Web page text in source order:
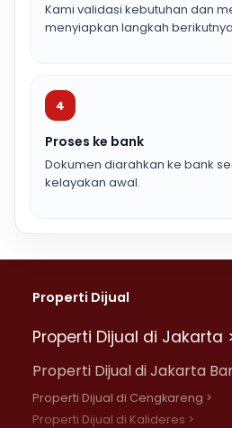
Kami validasi kebutuhan dan
menyiapkan langkah
4
Proses ke bank
Dokumen diarahkan ke bank
kelayakan awal.
Properti Dijual
Properti Dijual di Jakarta
Properti Dijual di Jakarta
Properti Dijual di Cengkareng >
Properti Dijual di Kalideres >